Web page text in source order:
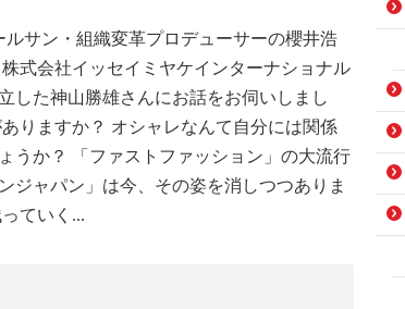
サン・組織変革プロデューサーの櫻井浩
式会社イッセイミヤケインターナショナル
した神山勝雄さんにお話をお伺いしまし
りますか？ オシャレなんて自分には関係
か？ 「ファストファッション」の大流行
ジャパン」は今、その姿を消しつつありま
ていく...